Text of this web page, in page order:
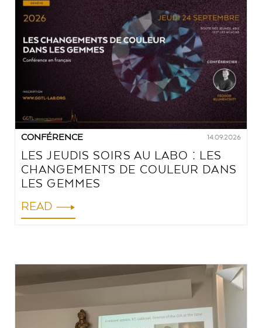
CONFÉRENCE 14.09.2026
LES JEUDIS SOIRS AU LABO : LES
CHANGEMENTS DE COULEUR DANS
LES GEMMES
READ